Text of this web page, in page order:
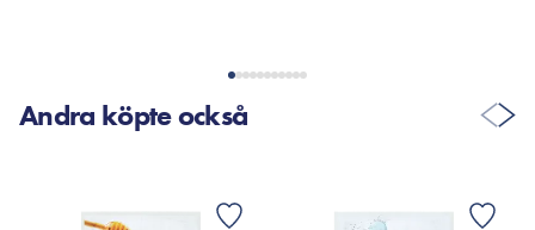
Andra köpte också